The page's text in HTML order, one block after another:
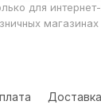
для
магазинах
Доставка